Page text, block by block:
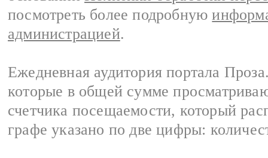
посмотреть более подробную
администрацией.
Ежедневная аудитория портала
которые в общей сумме
счетчика посещаемости, который
графе указано по две цифры: